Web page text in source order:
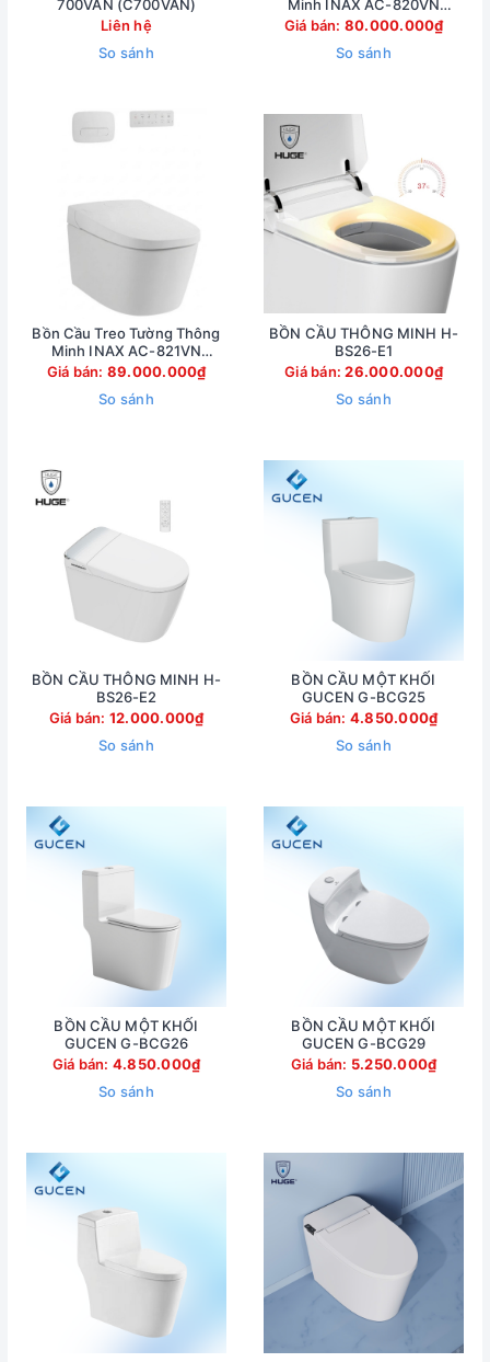
700VAN (C700VAN)
Liên hệ
So sánh
Minh INAX AC-820VN
(AC820VN)
Giá bán: 80.000.000₫
So sánh
Bồn Cầu Treo Tường Thông
Minh INAX AC-821VN
(AC821VN)
Giá bán: 89.000.000₫
So sánh
BỒN CẦU THÔNG MINH H-
BS26-E1
Giá bán:26.000.000₫
So sánh
BỒN CẦU THÔNG MINH H-
BS26-E2
Giá bán: 12.000.000₫
So sánh
BỒN CẦU MỘT KHỐI
GUCEN G-BCG25
Giá bán: 4.850.000₫
So sánh
BỒN CẦU MỘT KHỐI
GUCEN G-BCG26
Giá bán: 4.850.000₫
So sánh
BỒN CẦU MỘT KHỐI
GUCEN G-BCG29
Giá bán: 5.250.000₫
So sánh